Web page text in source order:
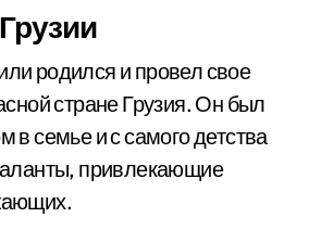
родился и провел свое
стране Грузия. Он был
в семье и с самого детства
привлекающие